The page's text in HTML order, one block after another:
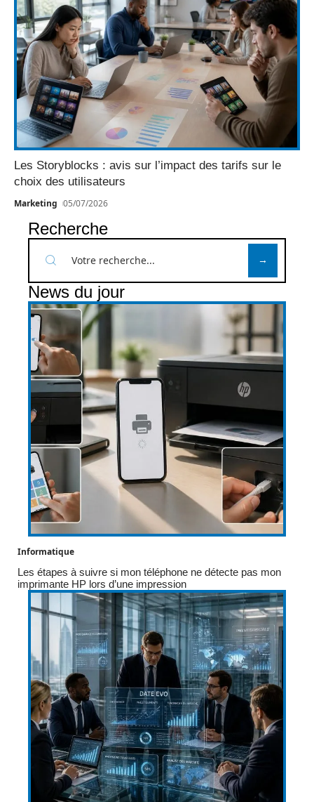
Les Storyblocks : avis sur l’impact des tarifs sur le
choix des utilisateurs
Marketing 05/07/2026
Recherche
News du jour
Informatique
Les étapes à suivre si mon téléphone ne détecte pas mon
imprimante HP lors d’une impression